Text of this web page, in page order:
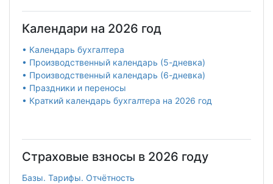
Календари на 2026 год
• Календарь бухгалтера
• Производственный календарь (5-дневка)
• Производственный календарь (6-дневка)
• Праздники и переносы
• Краткий календарь бухгалтера на 2026 год
Страховые взносы в 2026 году
Базы. Тарифы. Отчётность